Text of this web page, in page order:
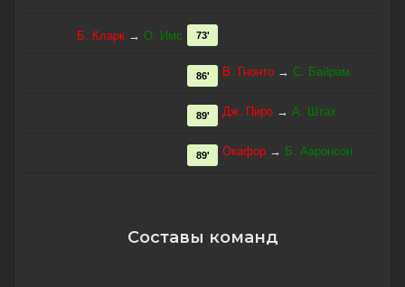
Б. Кларк → О. Имс 73'
В. Гнонто → С. Байрам
86'
Дж. Пиро → А. Штах
89'
Окафор → Б. Ааронсон
89'
Составы команд